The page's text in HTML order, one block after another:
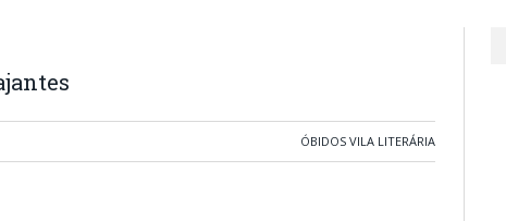
ÓBIDOS VILA LITERÁRIA